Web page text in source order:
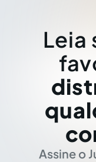
Leia
Assine o